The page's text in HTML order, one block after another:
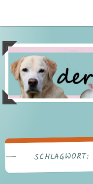
SCHLAGWORT: